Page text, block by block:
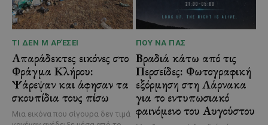
ΤΙ ΔΕΝ Μ ΑΡΈΣΕΙ
Απαράδεκτες εικόνες στο
Φράγμα Κλήρου:
Ψάρεψαν και άφησαν τα
σκουπίδια τους πίσω
Μια εικόνα που σίγουρα δεν τιμά
ΠΟΥ ΝΑ ΠΑΣ
Βραδιά κάτω από τις
Περσείδες: Φωτογραφική
εξόρμηση στη Λάρνακα
για το εντυπωσιακό
φαινόμενο του Αυγούστου